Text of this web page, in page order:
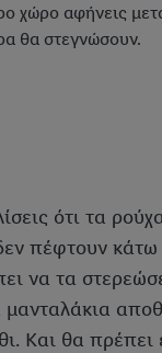
χώρο αφήνεις
θα στεγνώσουν.
ότι τα
πέφτουν κάτω
να τα
μανταλάκια
Και θα πρέπει